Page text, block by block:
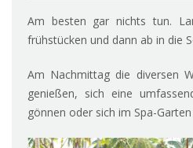
Am besten gar nichts tun.
frühstücken und dann ab in die
Am Nachmittag die diversen
genießen, sich eine
gönnen oder sich im Spa-